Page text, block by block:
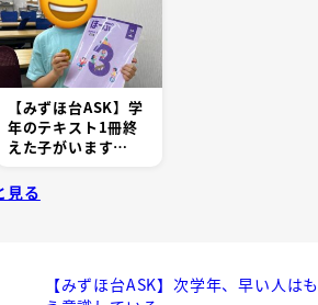
【みずほ台ASK】学
年のテキスト1冊終
えた子がいます…
見る
【みずほ台ASK】次学年、早い人はも